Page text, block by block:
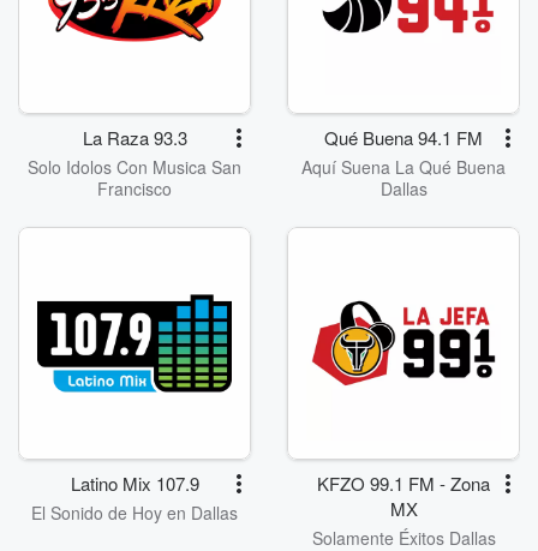
La Raza 93.3
Solo Idolos Con Musica San
Francisco
Qué Buena 94.1 FM
Aquí Suena La Qué Buena
Dallas
Latino Mix 107.9
El Sonido de Hoy en Dallas
KFZO 99.1 FM - Zona
MX
Solamente Éxitos Dallas